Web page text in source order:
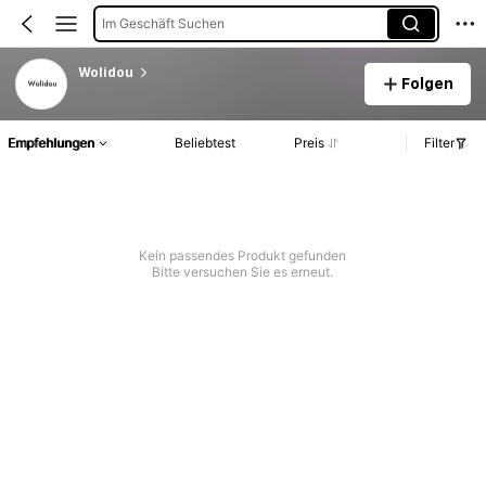
Im Geschäft Suchen
Wolidou
Folgen
Empfehlungen Beliebtest Preis Filter
Kein passendes Produkt gefunden
Bitte versuchen Sie es erneut.